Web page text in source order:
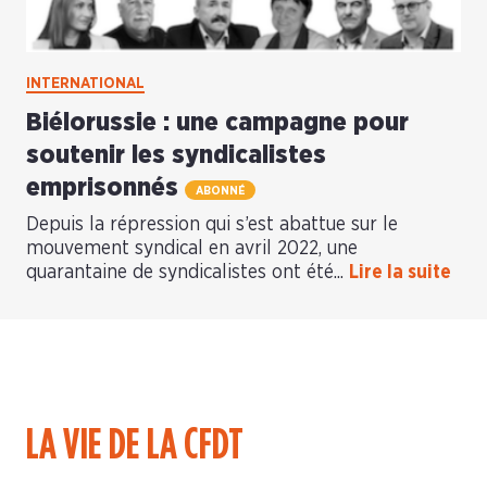
INTERNATIONAL
Biélorussie : une campagne pour
soutenir les syndicalistes
emprisonnés
ABONNÉ
Depuis la répression qui s’est abattue sur le
mouvement syndical en avril 2022, une
quarantaine de syndicalistes ont été... Lire la suite
LA VIE DE LA CFDT